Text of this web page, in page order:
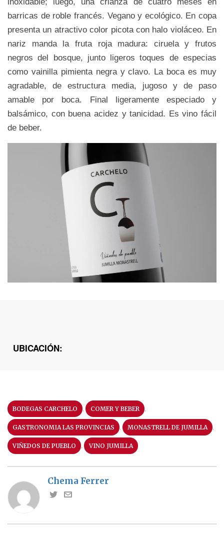
barricas de roble francés. Vegano y ecológico. En copa
presenta un atractivo color picota con halo violáceo. En
nariz manda la fruta roja madura: ciruela y frutos
negros del bosque, junto ligeros toques de especias
como vainilla pimienta negra y clavo. La boca es muy
agradable, de estructura media, jugoso y de paso
amable por boca. Final ligeramente especiado y
balsámico, con buena acidez y tanicidad. Es vino fácil
de beber.
UBICACIÓN:
BODEGAS CARCHELO COMER Y BEBER
GASTRONOMIA LAS PROVINCIAS MONASTRELL DE JUMILLA
VIÑEDOS DE PUEBLO VINO JUMILLA
Chema Ferrer